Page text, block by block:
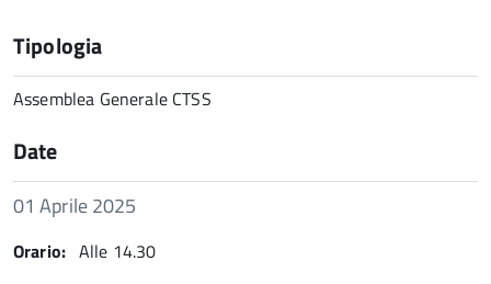
Tipologia
Assemblea Generale CTSS
Date
Data
01 Aprile 2025
Orario: Alle 14.30
Note: